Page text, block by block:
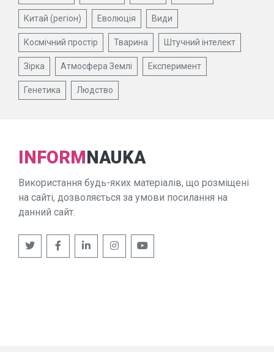
Китай (регіон) Еволюція Види
Космічний простір Тварина Штучний інтелект
Зірка Атмосфера Землі Експеримент
Генетика Людство
INFORMNAUKA
Використання будь-яких матеріалів, що розміщені
на сайті, дозволяється за умови посилання на
данний сайт.